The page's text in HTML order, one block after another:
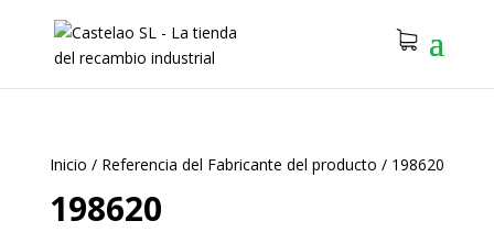
Inicio / Referencia del Fabricante del producto / 198620
198620